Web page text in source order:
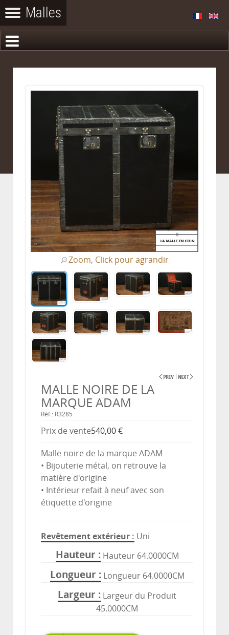
Zoom, Click pour agrandir
MALLE NOIRE DE LA
MARQUE ADAM
Réf.: R3285
Prix ​​de vente540,00 €
Malle noire de la marque ADAM
• Bijouterie métal, on retrouve la
matière d'origine
• Intérieur refait à neuf avec son
étiquette d'origine
Revêtement extérieur Uni
Hauteur Hauteur 64.0000CM
Longueur Longueur 64.0000CM
Largeur
Largeur du Produit
45.0000CM